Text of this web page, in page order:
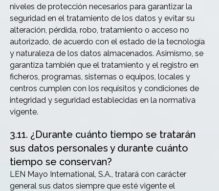
niveles de protección necesarios para garantizar la
seguridad en el tratamiento de los datos y evitar su
alteración, pérdida, robo, tratamiento o acceso no
autorizado, de acuerdo con el estado de la tecnología
y naturaleza de los datos almacenados. Asimismo, se
garantiza también que el tratamiento y el registro en
ficheros, programas, sistemas o equipos, locales y
centros cumplen con los requisitos y condiciones de
integridad y seguridad establecidas en la normativa
vigente.
3.11. ¿Durante cuánto tiempo se tratarán
sus datos personales y durante cuánto
tiempo se conservan?
LEN Mayo International, S.A., tratará con carácter
general sus datos siempre que esté vigente el